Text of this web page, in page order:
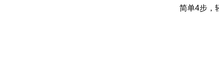
简单4步，